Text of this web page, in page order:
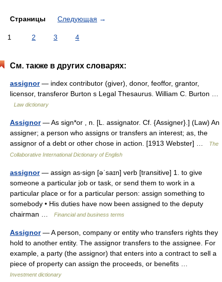
Страницы Следующая →
1 2 3 4
См. также в других словарях:
assignor— index contributor (giver), donor, feoffor, grantor,
licensor, transferor Burton s Legal Thesaurus. William C. Burton …
Law dictionary
Assignor— As sign*or , n. [L. assignator. Cf. {Assigner}.] (Law) An
assigner; a person who assigns or transfers an interest; as, the
assignor of a debt or other chose in action. [1913 Webster] …
The
Collaborative International Dictionary of English
assignor— assign as‧sign [əˈsaɪn] verb [transitive] 1. to give
someone a particular job or task, or send them to work in a
particular place or for a particular person: assign something to
somebody • His duties have now been assigned to the deputy
chairman …
Financial and business terms
Assignor— A person, company or entity who transfers rights they
hold to another entity. The assignor transfers to the assignee. For
example, a party (the assignor) that enters into a contract to sell a
piece of property can assign the proceeds, or benefits …
Investment dictionary